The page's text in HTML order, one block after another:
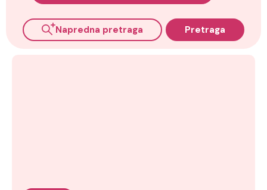
Napredna pretraga Pretraga